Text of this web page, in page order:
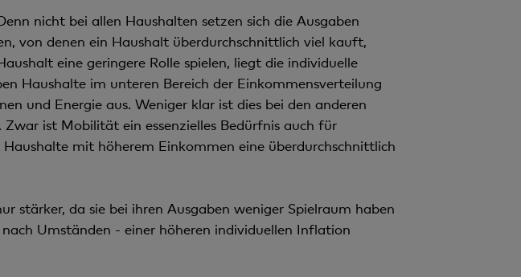
nicht bei allen Haushalten setzen sich die Ausgaben
von denen ein Haushalt überdurchschnittlich viel kauft,
eine geringere Rolle spielen, liegt die individuelle
Haushalte im unteren Bereich der Einkommensverteilung
und Energie aus. Weniger klar ist dies bei den anderen
ist Mobilität ein essenzielles Bedürfnis auch für
mit höherem Einkommen eine überdurchschnittlich
stärker, da sie bei ihren Ausgaben weniger Spielraum haben
Umständen - einer höheren individuellen Inflation